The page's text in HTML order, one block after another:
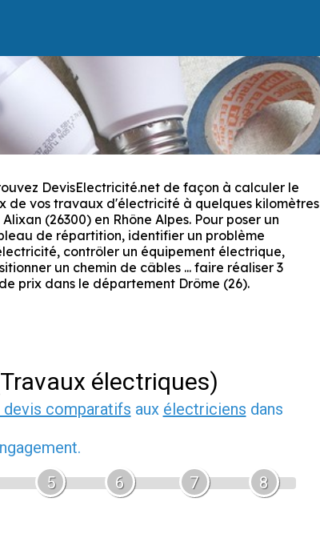
DevisElectricité.net de façon à calculer le
de vos travaux d'électricité à quelques kilomètres
(26300) en Rhône Alpes. Pour poser un
de répartition, identifier un problème
contrôler un équipement électrique,
un chemin de câbles ... faire réaliser 3
prix dans le département Drôme (26).
électriques)
devis comparatifs aux électriciens dans
5 6 7 8